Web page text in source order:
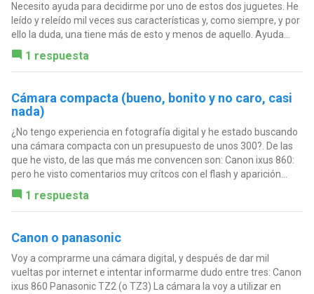
Necesito ayuda para decidirme por uno de estos dos juguetes. He
leído y releído mil veces sus características y, como siempre, y por
ello la duda, una tiene más de esto y menos de aquello. Ayuda...
1 respuesta
Cámara compacta (bueno, bonito y no caro, casi
nada)
¿No tengo experiencia en fotografía digital y he estado buscando
una cámara compacta con un presupuesto de unos 300?. De las
que he visto, de las que más me convencen son: Canon ixus 860:
pero he visto comentarios muy crítcos con el flash y aparición...
1 respuesta
Canon o panasonic
Voy a comprarme una cámara digital, y después de dar mil
vueltas por internet e intentar informarme dudo entre tres: Canon
ixus 860 Panasonic TZ2 (o TZ3) La cámara la voy a utilizar en